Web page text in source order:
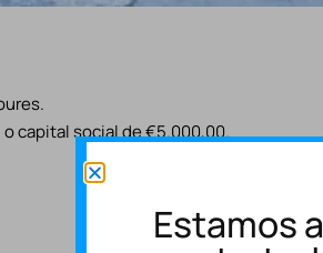
o capital social de €5.000,00.
Estamos a